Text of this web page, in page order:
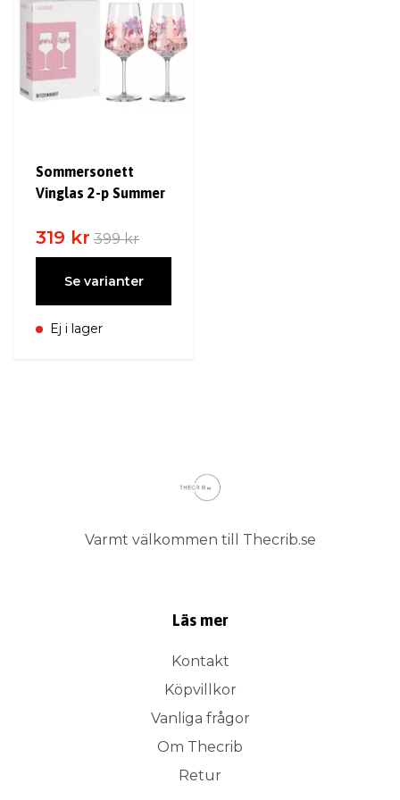
Sommersonett
Vinglas 2-p Summer
319 kr 399 kr
Se varianter
Ej i lager
Varmt välkommen till Thecrib.se
Läs mer
Kontakt
Köpvillkor
Vanliga frågor
Om Thecrib
Retur